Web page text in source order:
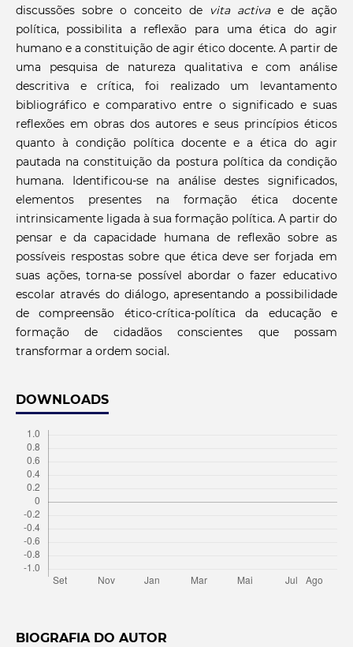
discussões sobre o conceito de
vita activae de ação
política, possibilita a reflexão para uma ética do agir
humano e a constituição de agir ético docente. A partir de
uma pesquisa de natureza qualitativa e com análise
descritiva e crítica, foi realizado um levantamento
bibliográfico e comparativo entre o significado e suas
reflexões em obras dos autores e seus princípios éticos
quanto à condição política docente e a ética do agir
pautada na constituição da postura política da condição
humana. Identificou-se na análise destes significados,
elementos presentes na formação ética docente
intrinsicamente ligada à sua formação política. A partir do
pensar e da capacidade humana de reflexão sobre as
possíveis respostas sobre que ética deve ser forjada em
suas ações, torna-se possível abordar o fazer educativo
escolar através do diálogo, apresentando a possibilidade
de compreensão ético-crítica-política da educação e
formação de cidadãos conscientes que possam
transformar a ordem social.
DOWNLOADS
BIOGRAFIA DO AUTOR